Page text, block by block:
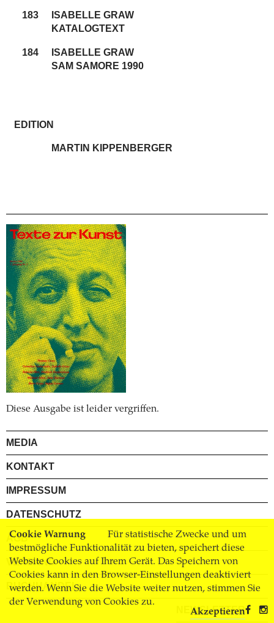
Cookie Warnung
Für statistische Zwecke und um
bestmögliche Funktionalität zu bieten, speichert diese
Website Cookies auf Ihrem Gerät. Das Speichern von
Cookies kann in den Browser-Einstellungen deaktiviert
werden. Wenn Sie die Website weiter nutzen, stimmen Sie
der Verwendung von Cookies zu.
Akzeptieren
183
ISABELLE GRAW
KATALOGTEXT
184
ISABELLE GRAW
SAM SAMORE 1990
EDITION
MARTIN KIPPENBERGER
Diese Ausgabe ist leider vergriffen.
MEDIA
KONTAKT
IMPRESSUM
DATENSCHUTZ
AGB
VERSAND
BUCHHANDEL
NEWSLETTER